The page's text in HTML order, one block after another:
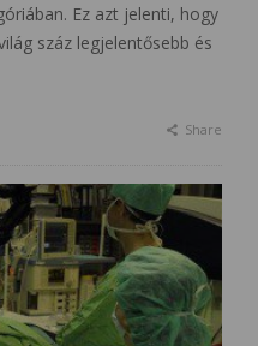
Ez azt jelenti, hogy
száz legjelentősebb és
Share